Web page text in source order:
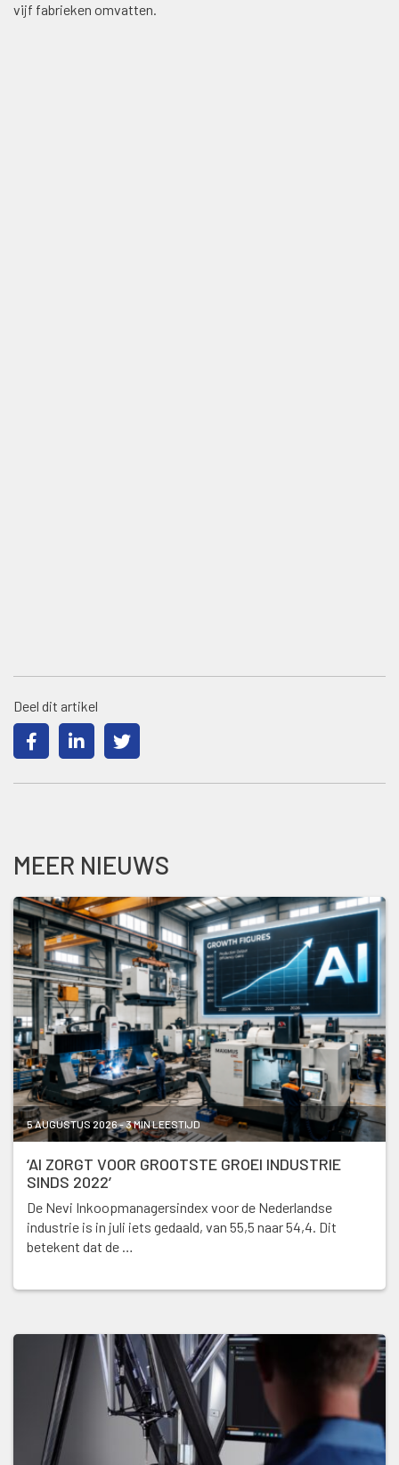
vijf fabrieken omvatten.
Deel dit artikel
MEER NIEUWS
5 AUGUSTUS 2026 - 3 MIN LEESTIJD
‘AI ZORGT VOOR GROOTSTE GROEI INDUSTRIE
SINDS 2022’
De Nevi Inkoopmanagersindex voor de Nederlandse
industrie is in juli iets gedaald, van 55,5 naar 54,4. Dit
betekent dat de …